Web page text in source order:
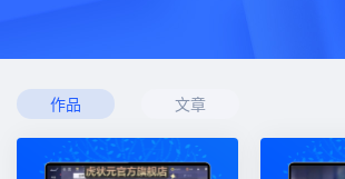
作品 文章